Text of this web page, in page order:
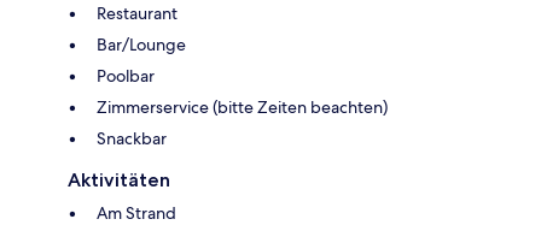
Restaurant
Bar/Lounge
Poolbar
Zimmerservice (bitte Zeiten beachten)
Snackbar
Aktivitäten
Am Strand